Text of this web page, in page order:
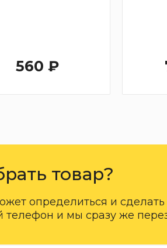
560 ₽
товар?
определиться и сделать
телефон и мы сразу же